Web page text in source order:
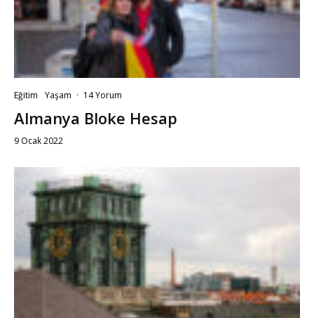
Eğitim Yaşam · 14 Yorum
Almanya Bloke Hesap
9 Ocak 2022